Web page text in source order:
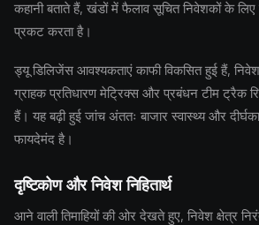
कहानी बताते हैं, खंडों में फैलाव सूचित निवेशकों के
प्रकट करता है।
ड्यू डिलिजेंस आवश्यकताएं काफी विकसित हुई हैं,
ग्राहक प्रतिधारण मेट्रिक्स और प्रबंधन टीम ट्रैक
हैं। यह बढ़ी हुई जांच अंततः बाजार स्वास्थ्य और
फायदेमंद है।
दृष्टिकोण और निवेश निहितार्थ
आने वाली तिमाहियों की ओर देखते हुए, निवेश क्षेत्र